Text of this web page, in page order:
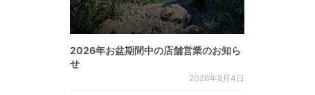
2026年お盆期間中の店舗営業のお知ら
せ
2026年8月4日